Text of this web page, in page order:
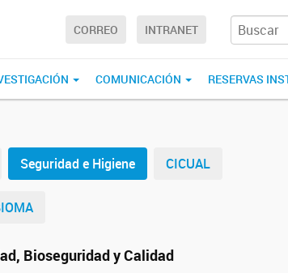
CORREO INTRANET
COMUNICACIÓN RESERVAS
Seguridad e Higiene CICUAL
Bioseguridad y Calidad